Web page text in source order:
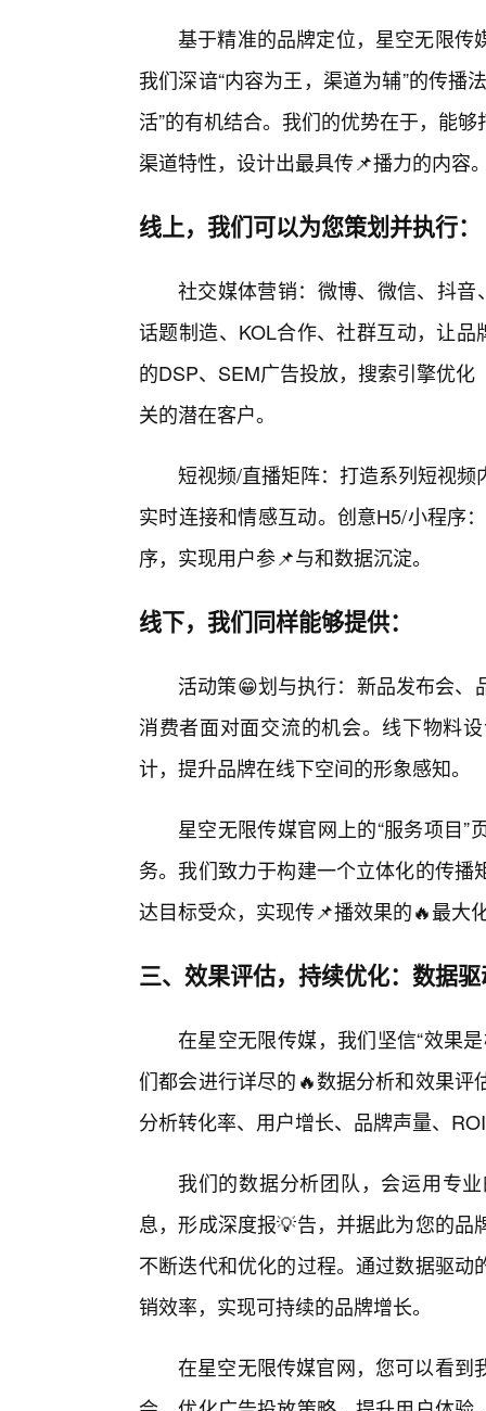
基于精准的品牌定位，星空无限传
我们深谙“内容为王，渠道为辅”的传播
活”的有机结合。我们的优势在于，能
渠道特性，设计出最具传📌播力的内容
线上，我们可以为您策划并执行：
社交媒体营销：微博、微信、抖
话题制造、KOL合作、社群互动，让
的DSP、SEM广告投放，搜索引擎优
关的潜在客户。
短视频/直播矩阵：打造系列短视
实时连接和情感互动。创意H5/小程序
序，实现用户参📌与和数据沉淀。
线下，我们同样能够提供：
活动策😁划与执行：新品发布会
消费者面对面交流的机会。线下物料
计，提升品牌在线下空间的形象感知。
星空无限传媒官网上的“服务项目
务。我们致力于构建一个立体化的传
达目标受众，实现传📌播效果的🔥最大
三、效果评估，持续优化：数据
在星空无限传媒，我们坚信“效果
们都会进行详尽的🔥数据分析和效果
分析转化率、用户增长、品牌声量、
我们的数据分析团队，会运用专
息，形成深度报💡告，并据此为您的
不断迭代和优化的过程。通过数据驱
销效率，实现可持续的品牌增长。
在星空无限传媒官网，您可以看到